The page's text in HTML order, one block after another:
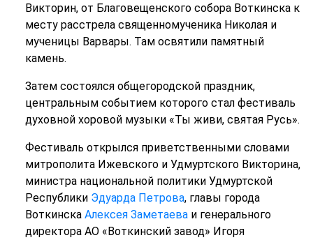
Викторин, от Благовещенского собора Воткинска к
месту расстрела священномученика Николая и
мученицы Варвары. Там освятили памятный
камень.
Затем состоялся общегородской праздник,
центральным событием которого стал фестиваль
духовной хоровой музыки «Ты живи, святая Русь».
Фестиваль открылся приветственными словами
митрополита Ижевского и Удмуртского Викторина,
министра национальной политики Удмуртской
Республики Эдуарда Петрова, главы города
Воткинска Алексея Заметаеваи генерального
директора АО «Воткинский завод» Игоря